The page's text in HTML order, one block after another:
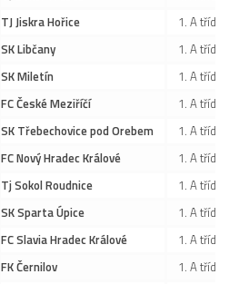
TJ Jiskra Hořice
1. A třída
SK Libčany
1. A třída
SK Miletín
1. A třída
FC České Meziříčí
1. A třída
SK Třebechovice pod Orebem
1. A třída
FC Nový Hradec Králové
1. A třída
Tj Sokol Roudnice
1. A třída
SK Sparta Úpice
1. A třída
FC Slavia Hradec Králové
1. A třída
FK Černilov
1. A třída